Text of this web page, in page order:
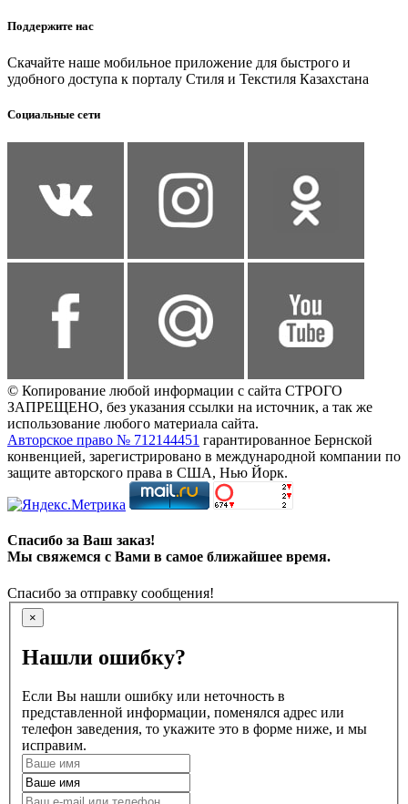
Поддержите нас
Скачайте наше мобильное приложение для быстрого и
удобного доступа к порталу Стиля и Текстиля Казахстана
Социальные сети
© Копирование любой информации с сайта СТРОГО
ЗАПРЕЩЕНО, без указания ссылки на источник, а так же
использование любого материала сайта.
Авторское право № 712144451 гарантированное Бернской
конвенцией, зарегистрировано в международной компании по
защите авторского права в США, Нью Йорк.
Спасибо за Ваш заказ!
Мы свяжемся с Вами в самое ближайшее время.
Спасибо за отправку сообщения!
×
Нашли ошибку?
Если Вы нашли ошибку или неточность в
представленной информации, поменялся адрес или
телефон заведения, то укажите это в форме ниже, и мы
исправим.